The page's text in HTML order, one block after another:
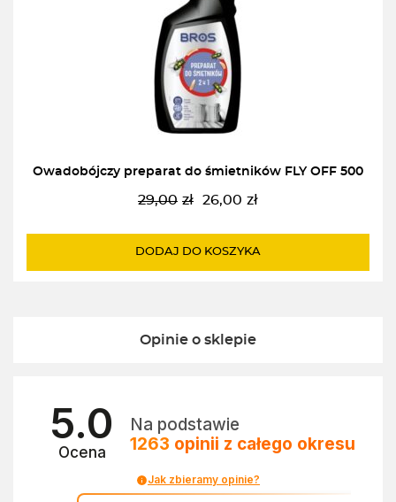
Owadobójczy preparat do śmietników FLY OFF 500
29,00 zł
Pierwotna
wynosiła:
26,00 zł
Aktualna
wynosi:
DODAJ DO KOSZYKA
Opinie o sklepie
5.0
Ocena
Na podstawie
1263 opinii z całego okresu
Jak zbieramy opinie?